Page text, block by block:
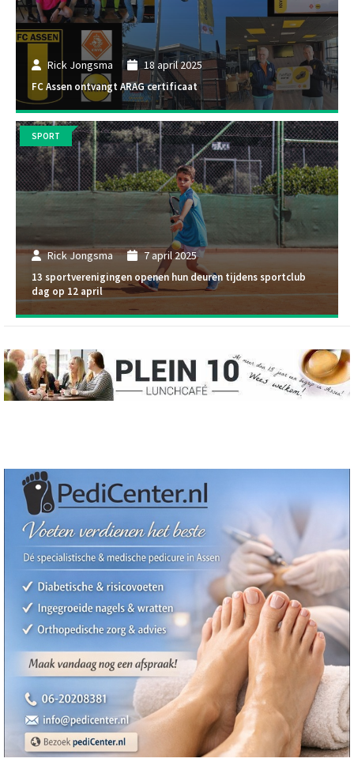
Rick Jongsma 18 april 2025
FC Assen ontvangt ARAG certificaat
Rick Jongsma 7 april 2025
13 sportverenigingen openen hun deuren tijdens sportclub
dag op 12 april
SPORT